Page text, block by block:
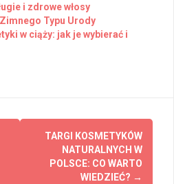
i zdrowe włosy
Typu Urody
w ciąży: jak je wybierać i
TARGI KOSMETYKÓW
NATURALNYCH W
POLSCE: CO WARTO
WIEDZIEĆ? →